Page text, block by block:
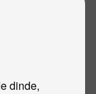
dinde,